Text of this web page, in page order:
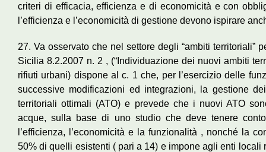
criteri di efficacia, efficienza e di economicità e con
l’efficienza e l’economicità di gestione devono ispirare
27. Va osservato che nel settore degli “ambiti territoriali”
Sicilia 8.2.2007 n. 2 , (“Individuazione dei nuovi ambiti
rifiuti urbani) dispone al c. 1 che, per l’esercizio delle
successive modificazioni ed integrazioni, la gestione
territoriali ottimali (ATO) e prevede che i nuovi ATO
acque, sulla base di uno studio che deve tenere
l’efficienza, l’economicità e la funzionalità , nonché la
50% di quelli esistenti ( pari a 14) e impone agli enti locali